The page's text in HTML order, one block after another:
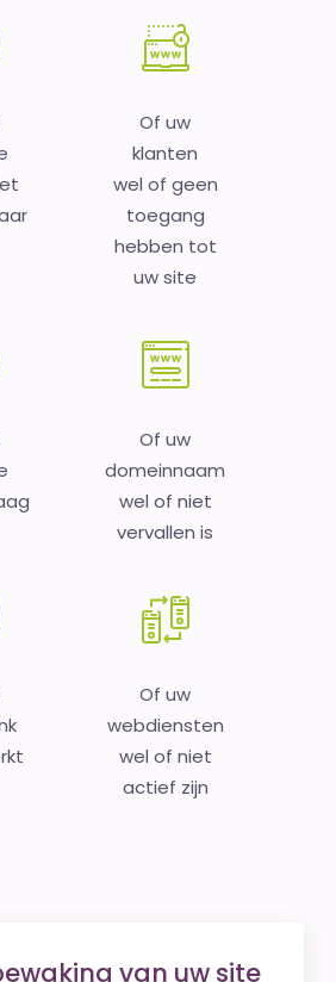
Of uw
klanten
wel of geen
toegang
hebben tot
uw site
Of uw
domeinnaam
wel of niet
vervallen is
Of uw
webdiensten
wel of niet
actief zijn
van uw site